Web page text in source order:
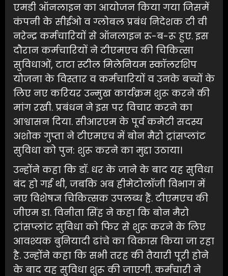
एमडी ऑनलाइन का आयोजन किया गया जिसमें
कंपनी के सीईओ व ग्लोबल प्रबंध निदेशक टी वी
नरेन्द्र कर्मचारियों से ऑनलाइन रू-ब-रू हुए. इस
दौरान कर्मचारियों ने टीएमएच की चिकित्सा
सुविधाओं, टाटा स्टील मिलेनियम स्कॉलरशिप
योजना के विस्तार व कर्मचारियों व उनके बच्चों के
लिए नए करियर उन्मुख कार्यक्रम शुरू करने की
मांग रखी. प्रबंधन ने इस पर विचार करने का
आश्वासन दिया. सीआरएम के पूर्व कमेटी सदस्य
अशोक गुप्ता ने टीएमएच में बोन मैरो ट्रांसप्लांट
सुविधा को पुन: शुरू करने का मुद्दा उठाया।
उन्होंने कहा कि डॉ. धर के जाने के बाद यह सुविधा
बंद हो गई थी, जबकि अब हीमेटोलॉजी विभाग में
नए विशेषज्ञ चिकित्सक उपलब्ध हैं. टीएमएच की
जीएम डा. विनीता सिंह ने कहा कि बोन मैरो
ट्रांसप्लांट सुविधा को फिर से शुरू करने के लिए
आवश्यक बुनियादी ढांचे का विकास किया जा रहा
है. उन्होंने कहा कि सभी तरह की तैयारी पूरी होने
के बाद यह सुविधा शुरू की जाएगी. कर्मचारी ने